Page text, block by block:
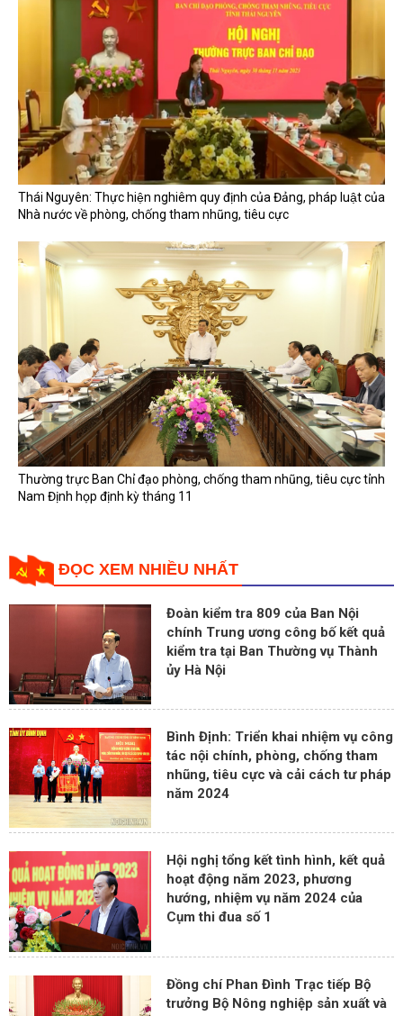
Thái Nguyên: Thực hiện nghiêm quy định của Đảng, pháp luật của
Nhà nước về phòng, chống tham nhũng, tiêu cực
Thường trực Ban Chỉ đạo phòng, chống tham nhũng, tiêu cực tỉnh
Nam Định họp định kỳ tháng 11
ĐỌC XEM NHIỀU NHẤT
Đoàn kiểm tra 809 của Ban Nội
chính Trung ương công bố kết quả
kiểm tra tại Ban Thường vụ Thành
ủy Hà Nội
Bình Định: Triển khai nhiệm vụ công
tác nội chính, phòng, chống tham
nhũng, tiêu cực và cải cách tư pháp
năm 2024
Hội nghị tổng kết tình hình, kết quả
hoạt động năm 2023, phương
hướng, nhiệm vụ năm 2024 của
Cụm thi đua số 1
Đồng chí Phan Đình Trạc tiếp Bộ
trưởng Bộ Nông nghiệp sản xuất và